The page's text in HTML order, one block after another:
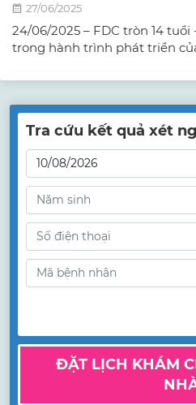
27/06/2025
24/06/2025 – FDC tròn 14
trong hành trình phát triển
Tra cứu kết quả xét
ĐẶT LỊCH KHÁM